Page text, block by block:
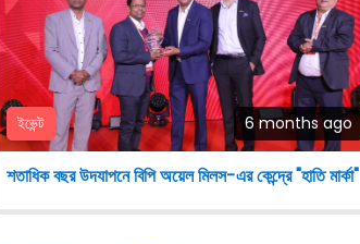
ইভেন্ট 6 months ago
শতাধিক বছর উদযাপনে বিপি অয়েল মিলস-এর কেন্দ্রে "হাতি মার্কা"